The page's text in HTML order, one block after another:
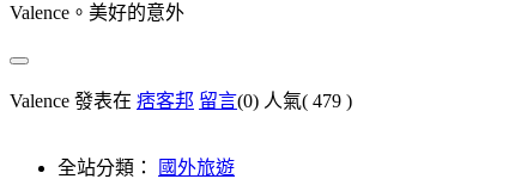
Valence。美好的意外
Valence 發表在 痞客邦 留言(0) 人氣( 479 )
全站分類：
國外旅遊